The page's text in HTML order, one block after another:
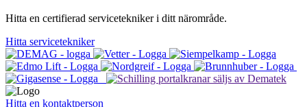
Hitta en certifierad servicetekniker i ditt närområde.
Hitta servicetekniker
Hitta en kontaktperson